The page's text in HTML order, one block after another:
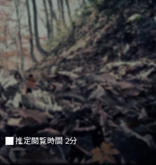
推定閲覧時間 2分